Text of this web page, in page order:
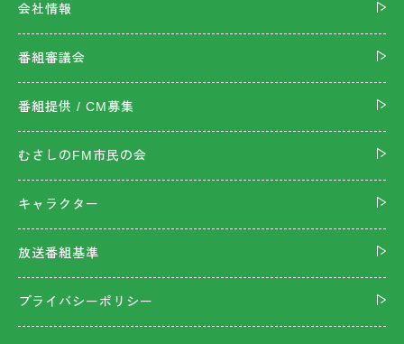
会社情報
番組審議会
番組提供 / CM募集
むさしのFM市民の会
キャラクター
放送番組基準
プライバシーポリシー